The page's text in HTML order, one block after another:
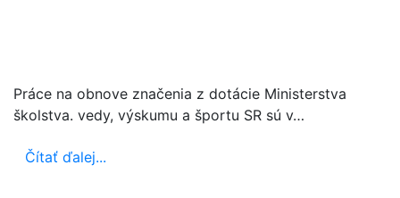
Práce na obnove značenia z dotácie Ministerstva
školstva. vedy, výskumu a športu SR sú v…
Čítať ďalej...